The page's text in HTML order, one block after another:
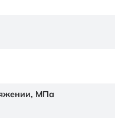
МПа